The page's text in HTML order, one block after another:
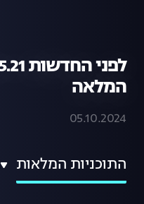
המלאה
05.10.2024
התוכניות המלאות